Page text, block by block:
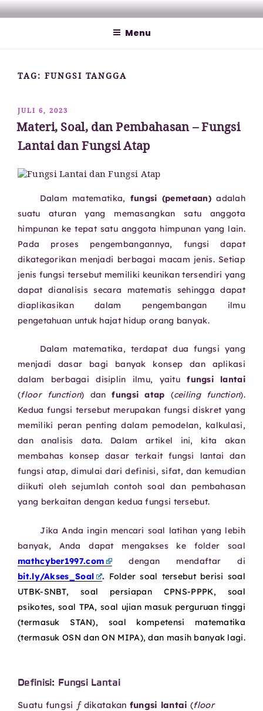
Lompat
ke MATHCYBER1997
Menu
TAG: FUNGSI TANGGA
DIPOSKAN
PADA
JULI 6, 2023
Materi, Soal, dan Pembahasan – Fungsi
Lantai dan Fungsi Atap
Dalam matematika, fungsi (pemetaan)adalah
suatu aturan yang memasangkan satu anggota
himpunan ke tepat satu anggota himpunan yang lain.
Pada proses pengembangannya, fungsi dapat
dikategorikan menjadi berbagai macam jenis. Setiap
jenis fungsi tersebut memiliki keunikan tersendiri yang
dapat dianalisis secara matematis sehingga dapat
diaplikasikan dalam pengembangan ilmu
pengetahuan untuk hajat hidup orang banyak.
Dalam matematika, terdapat dua fungsi yang
menjadi dasar bagi banyak konsep dan aplikasi
dalam berbagai disiplin ilmu, yaitufungsi lantai
(floor function) danfungsi atap (ceiling function).
Kedua fungsi tersebut merupakan fungsi diskret yang
memiliki peran penting dalam pemodelan, kalkulasi,
dan analisis data. Dalam artikel ini, kita akan
membahas konsep dasar terkait fungsi lantai dan
fungsi atap, dimulai dari definisi, sifat, dan kemudian
diikuti oleh sejumlah contoh soal dan pembahasan
yang berkaitan dengan kedua fungsi tersebut.
Jika Anda ingin mencari soal latihan yang lebih
banyak, Anda dapat mengakses ke folder soal
mathcyber1997.com
dengan mendaftar di
bit.ly/Akses_Soal
. Folder soal tersebut berisi soal
UTBK-SNBT, soal persiapan CPNS-PPPK, soal
psikotes, soal TPA, soal ujian masuk perguruan tinggi
(termasuk STAN), soal kompetensi matematika
(termasuk OSN dan ON MIPA), dan masih banyak lagi.
Definisi: Fungsi Lantai
Suatu fungsi
f
dikatakan fungsi lantai (floor